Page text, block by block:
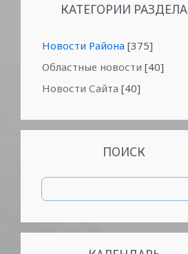
КАТЕГОРИИ РАЗДЕЛА
Новости Района [375]
Областные новости [40]
Новости Сайта [40]
ПОИСК